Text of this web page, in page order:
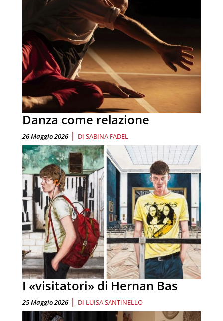
Danza come relazione
26 Maggio 2026 | DI SABINA FADEL
I «visitatori» di Hernan Bas
25 Maggio 2026 | DI LUISA SANTINELLO